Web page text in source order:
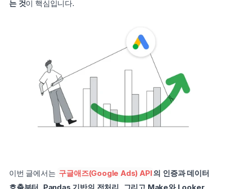
는 것이 핵심입니다.
이번 글에서는 구글애즈(Google Ads) API의 인증과 데이터
호출부터, Pandas 기반의 전처리, 그리고 Make와 Looker